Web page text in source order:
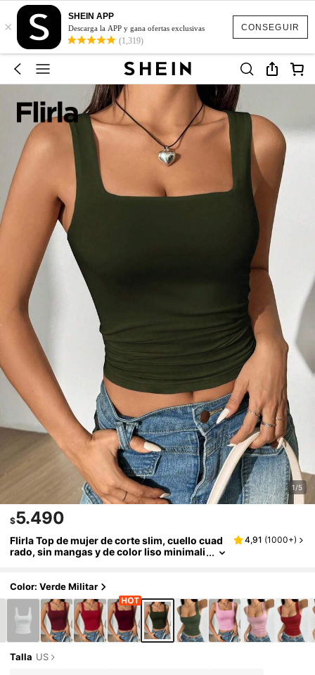
CONSEGUIR
×
SHEIN APP
Descarga la APP y gana ofertas exclusivas
(1,319)
1/5
$5.490
Flirla Top de mujer de corte slim, cuello cuad
rado, sin mangas y de color liso minimali
4,91 (1000+)
Color: Verde Militar
Talla US